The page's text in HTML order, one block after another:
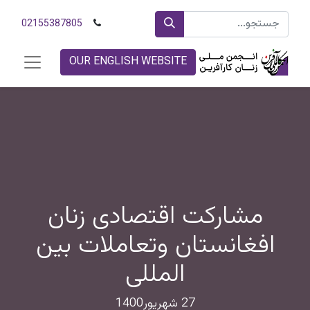
02155387805
OUR ENGLISH WEBSITE
مشارکت اقتصادی زنان
افغانستان و‌تعاملات بین
المللی
27 شهریور1400